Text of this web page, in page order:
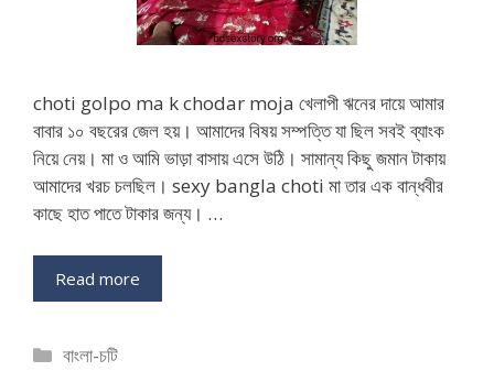
choti golpo ma k chodar moja খেলাপী ঋনের দায়ে আমার
বাবার ১০ বছরের জেল হয়। আমাদের বিষয় সম্পত্তি যা ছিল সবই ব্যাংক
নিয়ে নেয়। মা ও আমি ভাড়া বাসায় এসে উঠি। সামান্য কিছু জমান টাকায়
আমাদের খরচ চলছিল। sexy bangla choti মা তার এক বান্ধবীর
কাছে হাত পাতে টাকার জন্য। …
Read more
Categories
বাংলা-চটি